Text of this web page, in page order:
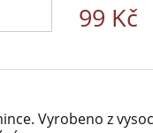
99 Kč
Vyrobeno z